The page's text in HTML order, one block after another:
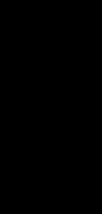
Выбор
печати на
Рекомендую всем,